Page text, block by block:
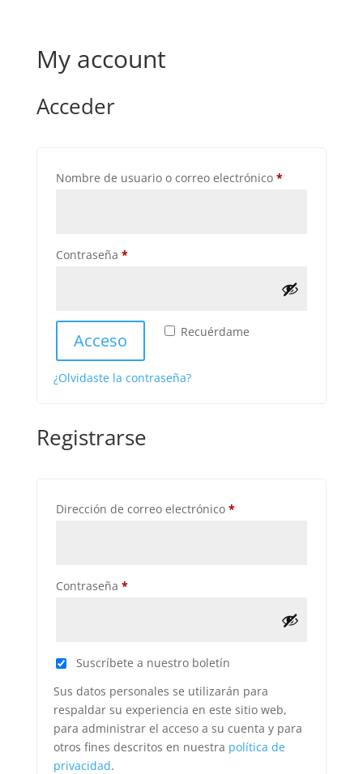
My account
Acceder
Nombre de usuario o correo electrónico *Obligatorio
Contraseña *Obligatorio
Recuérdame
Acceso
¿Olvidaste la contraseña?
Registrarse
Dirección de correo electrónico *Obligatorio
Contraseña *Obligatorio
Suscríbete a nuestro boletín
Sus datos personales se utilizarán para
respaldar su experiencia en este sitio web,
para administrar el acceso a su cuenta y para
otros fines descritos en nuestra política de
privacidad.